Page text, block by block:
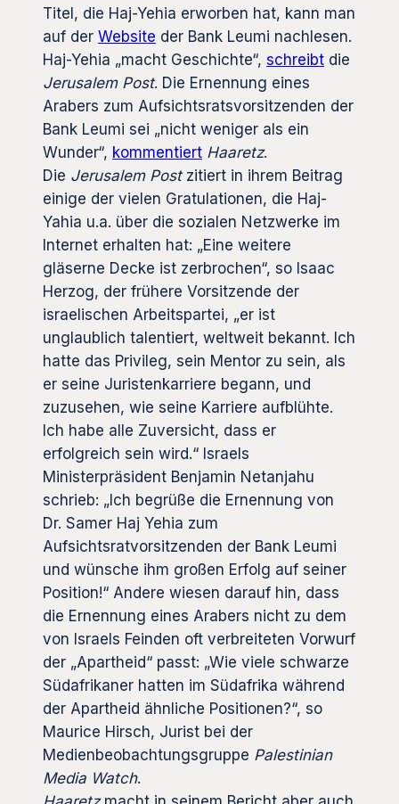
Titel, die Haj-Yehia erworben hat, kann man
auf der Website der Bank Leumi nachlesen.
Haj-Yehia „macht Geschichte“, schreibt die
Jerusalem Post. Die Ernennung eines
Arabers zum Aufsichtsratsvorsitzenden der
Bank Leumi sei „nicht weniger als ein
Wunder“, kommentiert Haaretz.
Die Jerusalem Postzitiert in ihrem Beitrag
einige der vielen Gratulationen, die Haj-
Yahia u.a. über die sozialen Netzwerke im
Internet erhalten hat: „Eine weitere
gläserne Decke ist zerbrochen“, so Isaac
Herzog, der frühere Vorsitzende der
israelischen Arbeitspartei, „er ist
unglaublich talentiert, weltweit bekannt. Ich
hatte das Privileg, sein Mentor zu sein, als
er seine Juristenkarriere begann, und
zuzusehen, wie seine Karriere aufblühte.
Ich habe alle Zuversicht, dass er
erfolgreich sein wird.“ Israels
Ministerpräsident Benjamin Netanjahu
schrieb: „Ich begrüße die Ernennung von
Dr. Samer Haj Yehia zum
Aufsichtsratvorsitzenden der Bank Leumi
und wünsche ihm großen Erfolg auf seiner
Position!“ Andere wiesen darauf hin, dass
die Ernennung eines Arabers nicht zu dem
von Israels Feinden oft verbreiteten Vorwurf
der „Apartheid“ passt: „Wie viele schwarze
Südafrikaner hatten im Südafrika während
der Apartheid ähnliche Positionen?“, so
Maurice Hirsch, Jurist bei der
Medienbeobachtungsgruppe Palestinian
Media Watch.